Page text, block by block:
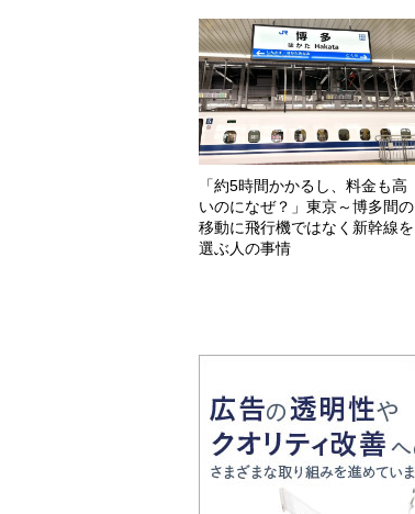
「約5時間かかるし、料金も高
いのになぜ？」東京～博多間の
移動に飛行機ではなく新幹線を
選ぶ人の事情